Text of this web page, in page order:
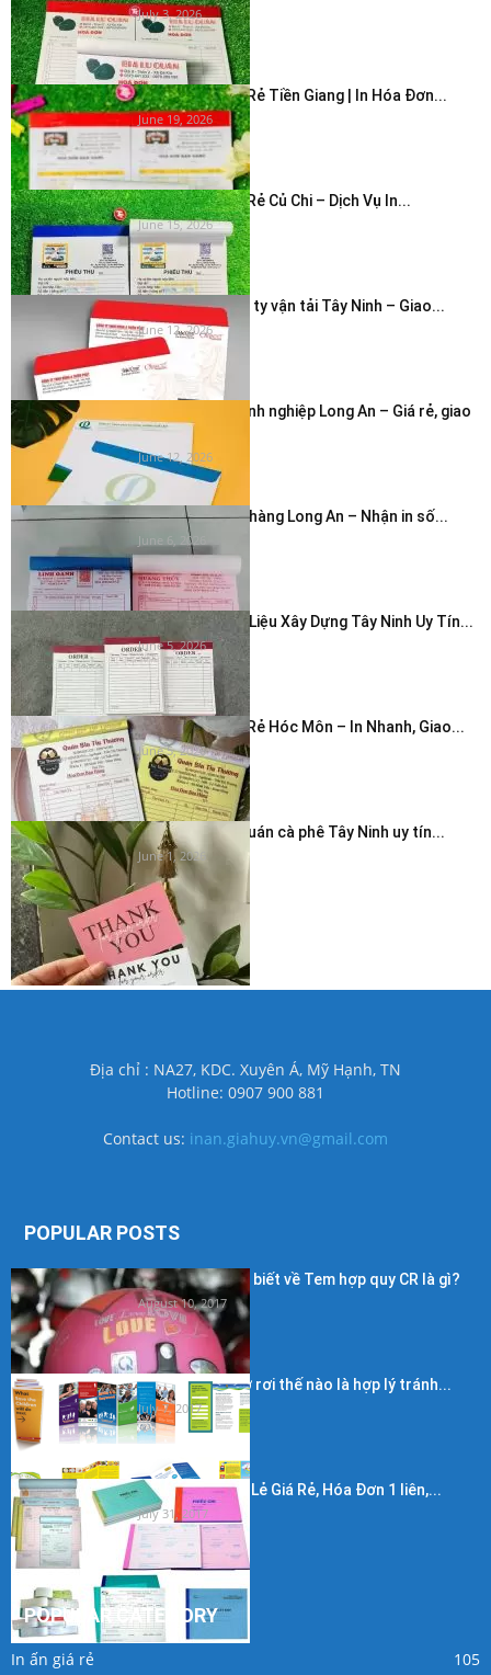
July 3, 2026
In Hóa Đơn Giá Rẻ Tiền Giang | In Hóa Đơn...
June 19, 2026
In Hóa Đơn Giá Rẻ Củ Chi – Dịch Vụ In...
June 15, 2026
In bao thư công ty vận tải Tây Ninh – Giao...
June 12, 2026
In phong bì doanh nghiệp Long An – Giá rẻ, giao
nhanh...
June 12, 2026
In hóa đơn cửa hàng Long An – Nhận in số...
June 6, 2026
In Hóa Đơn Vật Liệu Xây Dựng Tây Ninh Uy Tín...
June 5, 2026
In Hóa Đơn Giá Rẻ Hóc Môn – In Nhanh, Giao...
June 5, 2026
In thẻ cảm ơn quán cà phê Tây Ninh uy tín...
June 1, 2026
Địa chỉ : NA27, KDC. Xuyên Á, Mỹ Hạnh, TN
Hotline: 0907 900 881
Contact us: inan.giahuy.vn@gmail.com
POPULAR POSTS
Những điều cần biết về Tem hợp quy CR là gì?
August 10, 2017
Kích thước in tờ rơi thế nào là hợp lý tránh...
July 7, 2017
In Hóa Đơn Bán Lẻ Giá Rẻ, Hóa Đơn 1 liên,...
July 31, 2017
POPULAR CATEGORY
In ấn giá rẻ 105